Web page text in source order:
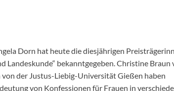
Dorn hat heute die diesjährigen
Landeskunde“ bekanntgegeben. Christine Braun
der Justus-Liebig-Universität Gießen haben
von Konfessionen für Frauen in